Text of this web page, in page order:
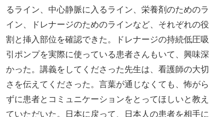
るライン、中心静脈に入るライン、栄養剤のためのラ
イン、ドレナージのためのラインなど、それぞれの役
割と挿入部位を確認できた。ドレナージの持続低圧吸
引ポンプを実際に使っている患者さんもいて、興味深
かった。講義をしてくださった先生は、看護師の大切
さを伝えてくださった。言葉が通じなくても、怖がら
ずに患者とコミュニケーションをとってほしいと教え
ていただいた。日本に戻って、日本人の患者を相手に